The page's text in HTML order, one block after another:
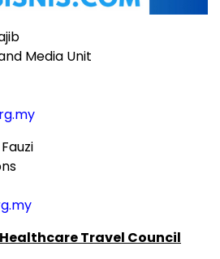
Media Unit
Travel Council